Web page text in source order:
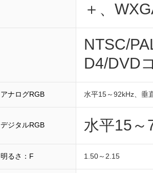
＋、
NTSC/
D4/DVD
アナログRGB 水平15～92kHz、垂
デジタルRGB 水平15～
明るさ：F 1.50～2.15